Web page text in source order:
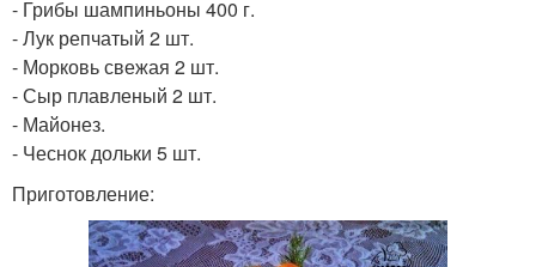
- Грибы шампиньоны 400 г.
- Лук репчатый 2 шт.
- Морковь свежая 2 шт.
- Сыр плавленый 2 шт.
- Майонез.
- Чеснок дольки 5 шт.
Приготовление: